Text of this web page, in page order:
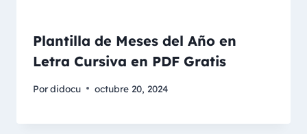
Plantilla de Meses del Año en
Letra Cursiva en PDF Gratis
Pordidocu octubre 20, 2024